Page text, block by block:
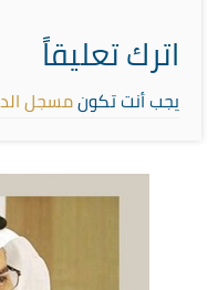
اترك تعليقاً
يجب أنت تكونمسجل